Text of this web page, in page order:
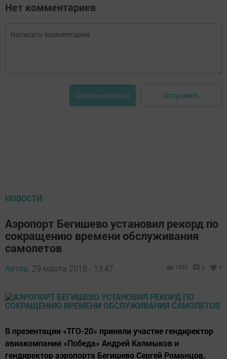
Нет комментариев
Авторизоваться Отправить
НОВОСТИ
Аэропорт Бегишево установил рекорд по
сокращению времени обслуживания
самолетов
Автор, 29 марта 2018 - 13:47 1450 0 0
В презентации «ТГО-20» приняли участие гендиректор
авиакомпании «Победа» Андрей Калмыков и
гендиректор аэропорта Бегишево Сергей Романцов.